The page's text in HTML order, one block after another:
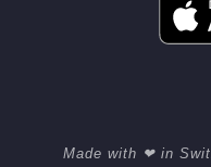
Made with ❤ in